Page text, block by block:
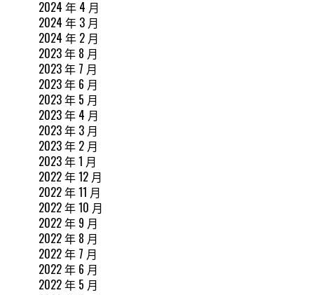
2024 年 4 月
2024 年 3 月
2024 年 2 月
2023 年 8 月
2023 年 7 月
2023 年 6 月
2023 年 5 月
2023 年 4 月
2023 年 3 月
2023 年 2 月
2023 年 1 月
2022 年 12 月
2022 年 11 月
2022 年 10 月
2022 年 9 月
2022 年 8 月
2022 年 7 月
2022 年 6 月
2022 年 5 月